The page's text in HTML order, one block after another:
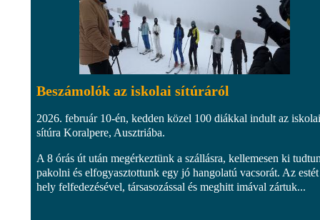
Beszámolók az iskolai sítúráról
2026. február 10-én, kedden közel 100 diákkal indult az iskolai
sítúra Koralpere, Ausztriába.
A 8 órás út után megérkeztünk a szállásra, kellemesen ki
pakolni és elfogyasztottunk egy jó hangolatú vacsorát. Az estét
hely felfedezésével, társasozással és meghitt imával zártuk...